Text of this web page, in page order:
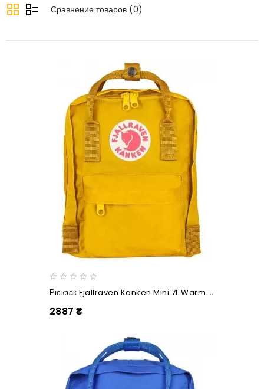
Сравнение товаров (0)
Рюкзак Fjallraven Kanken Mini 7L Warm Yellow
2887 ₴